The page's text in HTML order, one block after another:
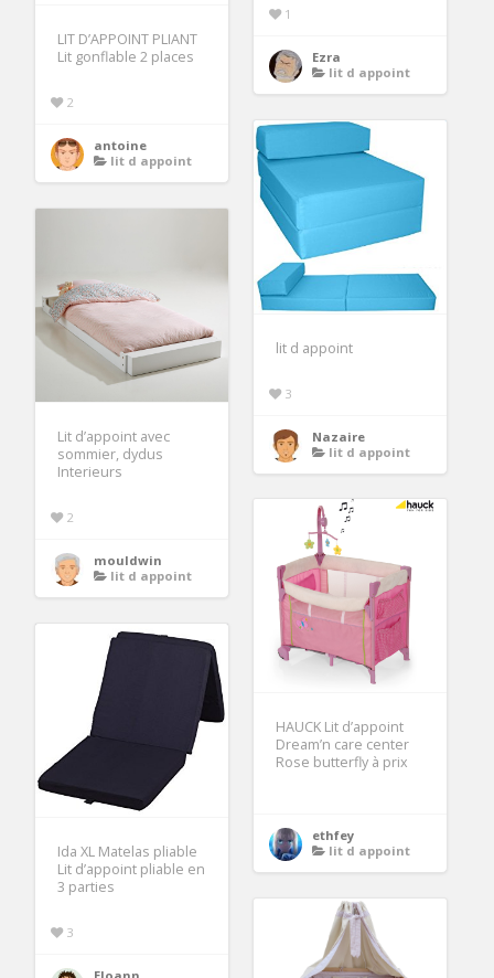
1
Ezra
lit d appoint
LIT D’APPOINT PLIANT
Lit gonflable 2 places
2
antoine
lit d appoint
lit d appoint
3
Nazaire
lit d appoint
Lit d’appoint avec
sommier, dydus
Interieurs
2
mouldwin
lit d appoint
HAUCK Lit d’appoint
Dream’n care center
Rose butterfly à prix
ethfey
lit d appoint
Ida XL Matelas pliable
Lit d’appoint pliable en
3 parties
3